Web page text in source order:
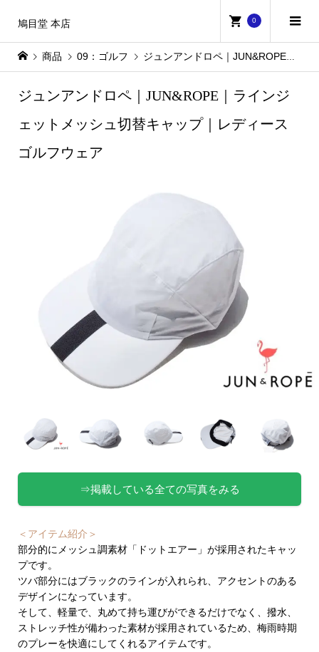
鳩目堂 本店 0
商品 09：ゴルフ ジュンアンドロペ｜JUN&ROPE｜ラインジェットメッシュ切替キャップ｜レディースゴルフウェア
ジュンアンドロペ｜JUN&ROPE｜ラインジ
ェットメッシュ切替キャップ｜レディース
ゴルフウェア
⇒掲載している全ての写真をみる
＜アイテム紹介＞
部分的にメッシュ調素材「ドットエアー」が採用されたキャッ
プです。
ツバ部分にはブラックのラインが入れられ、アクセントのある
デザインになっています。
そして、軽量で、丸めて持ち運びができるだけでなく、撥水、
ストレッチ性が備わった素材が採用されているため、梅雨時期
のプレーを快適にしてくれるアイテムです。